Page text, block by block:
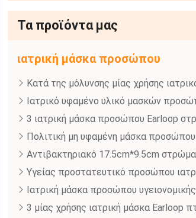
Τα προϊόντα μας
ιατρική μάσκα προσώπου
Κατά της μόλυνσης μίας χρήσης
Ιατρικό υφαμένο υλικό μασκών
3 ιατρική μάσκα προσώπου Earloop
Πολιτική μη υφαμένη μάσκα
Αντιβακτηριακό 17.5cm*9.5cm
Υγείας προστατευτικό προσώπου
Ιατρική μάσκα προσώπου
3 μίας χρήσης ιατρική μάσκα Earloop